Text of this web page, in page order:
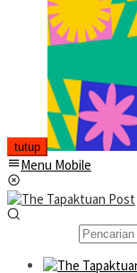
tutup
Menu Mobile